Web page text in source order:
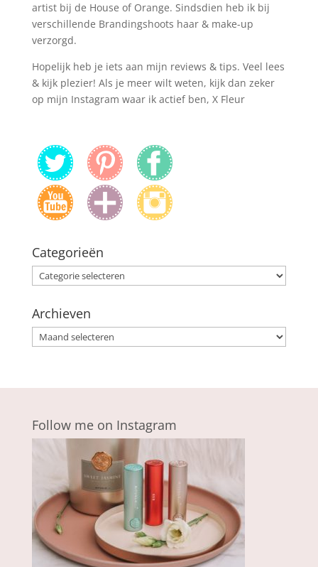
artist bij de House of Orange. Sindsdien heb ik bij
verschillende Brandingshoots haar & make-up
verzorgd.
Hopelijk heb je iets aan mijn reviews & tips. Veel lees
& kijk plezier! Als je meer wilt weten, kijk dan zeker
op mijn Instagram waar ik actief ben, X Fleur
Categorieën
Categorieën
Archieven
Archieven
Follow me on Instagram